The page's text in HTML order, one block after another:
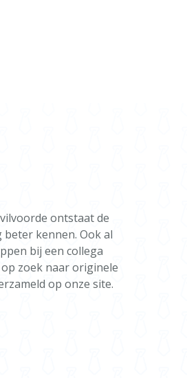
ontstaat de
kennen. Ook al
bij een collega
zoek naar originele
op onze site.